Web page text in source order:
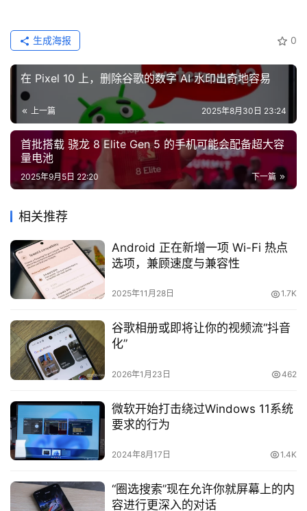
0
生成海报
在 Pixel 10 上，删除谷歌的数字 AI 水印出奇地容易
上一篇 2025年8月30日 23:24
首批搭载 骁龙 8 Elite Gen 5 的手机可能会配备超大容
量电池
下一篇
2025年9月5日 22:20
相关推荐
Android 正在新增一项 Wi-Fi 热点
选项，兼顾速度与兼容性
2025年11月28日 1.7K
谷歌相册或即将让你的视频流“抖音
化”
2026年1月23日 462
微软开始打击绕过Windows 11系统
要求的行为
2024年8月17日 1.4K
“圈选搜索”现在允许你就屏幕上的内
容进行更深入的对话